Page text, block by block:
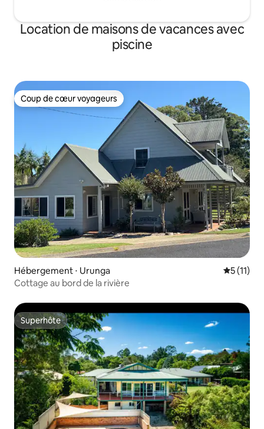
Location de maisons de vacances avec
piscine
Coup de cœur voyageurs
Coup de cœur voyageurs
Hébergement ⋅ Urunga
5 (11)
Cottage au bord de la rivière
Superhôte
Superhôte